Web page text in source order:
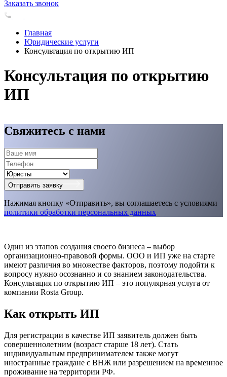
Заказать звонок
Главная
Юридические услуги
Консультация по открытию ИП
Консультация по открытию
ИП
Свяжитесь с нами
Отправить заявку
Нажимая кнопку «Отправить», вы соглашаетесь с условиями
политики обработки персональных данных
Один из этапов создания своего бизнеса – выбор
организационно-правовой формы. ООО и ИП уже на старте
имеют различия во множестве факторов, поэтому подойти к
вопросу нужно осознанно и со знанием законодательства.
Консультация по открытию ИП – это популярная услуга от
компании Rosta Group.
Как открыть ИП
Для регистрации в качестве ИП заявитель должен быть
совершеннолетним (возраст старше 18 лет). Стать
индивидуальным предпринимателем также могут
иностранные граждане с ВНЖ или разрешением на временное
проживание на территории РФ.